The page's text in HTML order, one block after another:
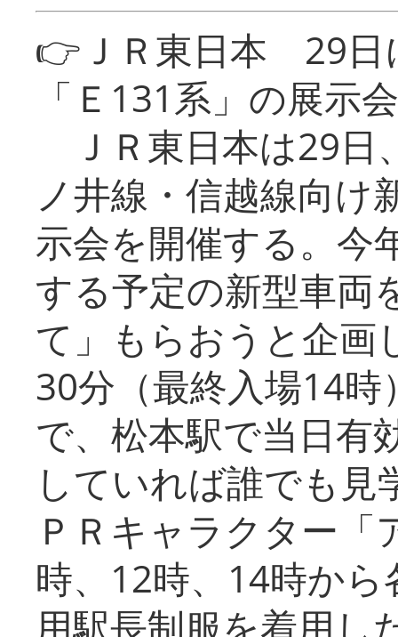
👉ＪＲ東日本 29日
「Ｅ131系」の展示会
ＪＲ東日本は29日
ノ井線・信越線向け
示会を開催する。今
する予定の新型車両
て」もらおうと企画
30分（最終入場14
で、松本駅で当日有
していれば誰でも
ＰＲキャラクター
時、12時、14時か
用駅長制服を着用し